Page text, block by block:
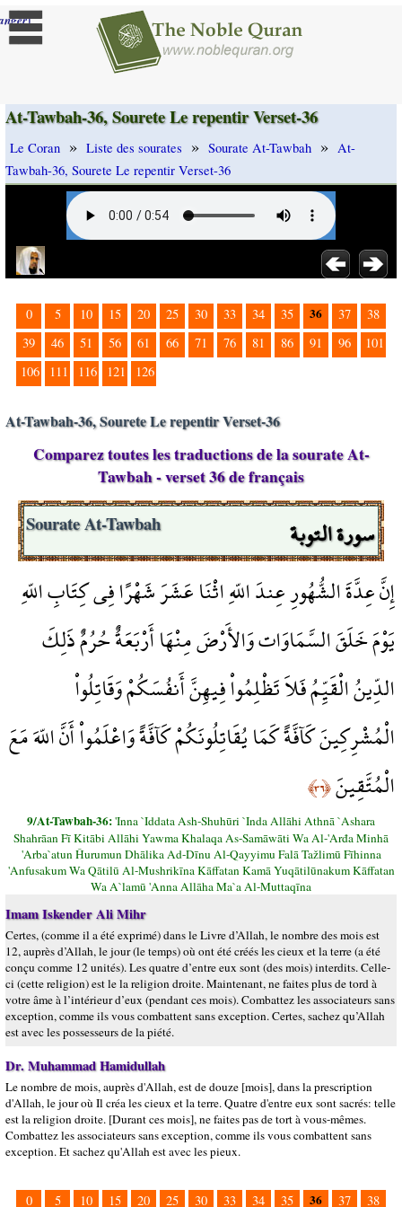
]
At-Tawbah-36, Sourete Le repentir Verset-36
Le Coran » Liste des sourates » Sourate At-Tawbah » At-
Tawbah-36, Sourete Le repentir Verset-36
0 5 10 15 20 25 30 33 34 35 36 37
38
39
46 51 56 61 66 71 76 81 86 91 96
101
106
111 116 121 126
At-Tawbah-36, Sourete Le repentir Verset-36
Comparez toutes les traductions de la sourate At-
Tawbah - verset 36 de français
سورة التوبة Sourate At-Tawbah
إِنَّ عِدَّةَ الشُّهُورِ عِندَ اللّهِ اثْنَا عَشَرَ شَهْرًا فِي كِتَابِ اللّهِ
يَوْمَ خَلَقَ السَّمَاوَات وَالأَرْضَ مِنْهَا أَرْبَعَةٌ حُرُمٌ ذَلِكَ
الدِّينُ الْقَيِّمُ فَلاَ تَظْلِمُواْ فِيهِنَّ أَنفُسَكُمْ وَقَاتِلُواْ
الْمُشْرِكِينَ كَآفَّةً كَمَا يُقَاتِلُونَكُمْ كَآفَّةً وَاعْلَمُواْ أَنَّ اللّهَ مَعَ
الْمُتَّقِينَ﴿٣٦﴾
9/At-Tawbah-36:'Inna `Iddata Ash-Shuhūri `Inda Allāhi Athnā `Ashara
Shahrāan Fī Kitābi Allāhi Yawma Khalaqa As-Samāwāti Wa Al-'Arđa Minhā
'Arba`atun Ĥurumun Dhālika Ad-Dīnu Al-Qayyimu Falā Tažlimū Fīhinna
'Anfusakum Wa Qātilū Al-Mushrikīna Kāffatan Kamā Yuqātilūnakum Kāffatan
Wa A`lamū 'Anna Allāha Ma`a Al-Muttaqīna
Imam Iskender Ali Mihr
Certes, (comme il a été exprimé) dans le Livre d’Allah, le nombre des mois est
12, auprès d’Allah, le jour (le temps) où ont été créés les cieux et la terre (a été
conçu comme 12 unités). Les quatre d’entre eux sont (des mois) interdits. Celle-
ci (cette religion) est le la religion droite. Maintenant, ne faites plus de tord à
votre âme à l’intérieur d’eux (pendant ces mois). Combattez les associateurs sans
exception, comme ils vous combattent sans exception. Certes, sachez qu’Allah
est avec les possesseurs de la piété.
Dr. Muhammad Hamidullah
Le nombre de mois, auprès d'Allah, est de douze [mois], dans la prescription
d'Allah, le jour où Il créa les cieux et la terre. Quatre d'entre eux sont sacrés: telle
est la religion droite. [Durant ces mois], ne faites pas de tort à vous-mêmes.
Combattez les associateurs sans exception, comme ils vous combattent sans
exception. Et sachez qu'Allah est avec les pieux.
0 5 10 15 20 25 30 33 34 35 36 37 38